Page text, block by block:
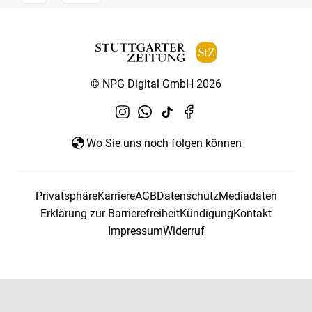
© NPG Digital GmbH 2026
Wo Sie uns noch folgen können
PrivatsphäreKarriereAGBDatenschutzMediadaten
Erklärung zur BarrierefreiheitKündigungKontakt
ImpressumWiderruf